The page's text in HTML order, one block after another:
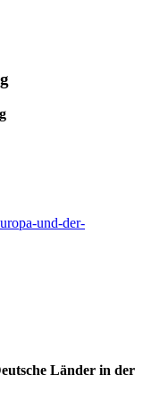
und-der-
Länder in der